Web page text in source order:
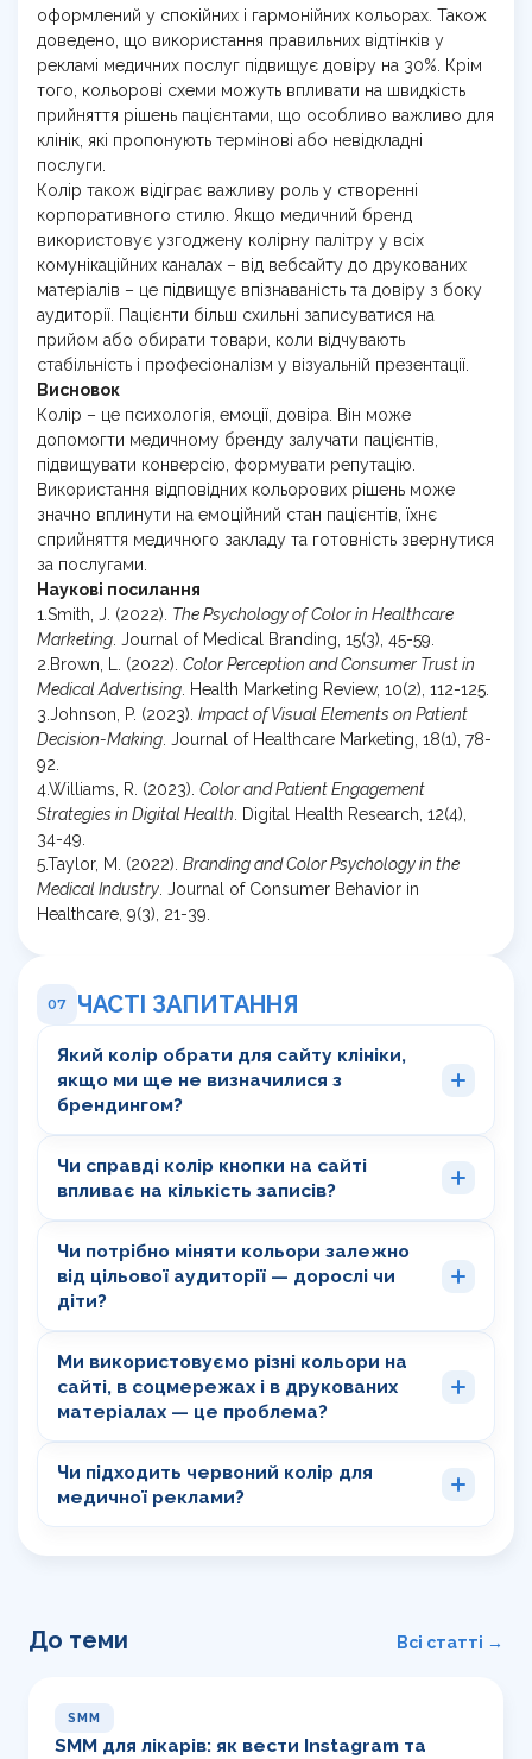
оформлений у спокійних і гармонійних кольорах. Також
доведено, що використання правильних відтінків у
рекламі медичних послуг підвищує довіру на 30%. Крім
того, кольорові схеми можуть впливати на швидкість
прийняття рішень пацієнтами, що особливо важливо для
клінік, які пропонують термінові або невідкладні
послуги.
Колір також відіграє важливу роль у створенні
корпоративного стилю. Якщо медичний бренд
використовує узгоджену колірну палітру у всіх
комунікаційних каналах – від вебсайту до друкованих
матеріалів – це підвищує впізнаваність та довіру з боку
аудиторії. Пацієнти більш схильні записуватися на
прийом або обирати товари, коли відчувають
стабільність і професіоналізм у візуальній презентації.
Висновок
Колір – це психологія, емоції, довіра. Він може
допомогти медичному бренду залучати пацієнтів,
підвищувати конверсію, формувати репутацію.
Використання відповідних кольорових рішень може
значно вплинути на емоційний стан пацієнтів, їхнє
сприйняття медичного закладу та готовність звернутися
за послугами.
Наукові посилання
1.Smith, J. (2022). The Psychology of Color in Healthcare
Marketing. Journal of Medical Branding, 15(3), 45-59.
2.Brown, L. (2022). Color Perception and Consumer Trust in
Medical Advertising. Health Marketing Review, 10(2), 112-125.
3.Johnson, P. (2023). Impact of Visual Elements on Patient
Decision-Making. Journal of Healthcare Marketing, 18(1), 78-
92.
4.Williams, R. (2023). Color and Patient Engagement
Strategies in Digital Health. Digital Health Research, 12(4),
34-49.
5.Taylor, M. (2022). Branding and Color Psychology in the
Medical Industry. Journal of Consumer Behavior in
Healthcare, 9(3), 21-39.
07 ЧАСТІ ЗАПИТАННЯ
Який колір обрати для сайту клініки,
якщо ми ще не визначилися з
брендингом?
Чи справді колір кнопки на сайті
впливає на кількість записів?
Чи потрібно міняти кольори залежно
від цільової аудиторії — дорослі чи
діти?
Ми використовуємо різні кольори на
сайті, в соцмережах і в друкованих
матеріалах — це проблема?
Чи підходить червоний колір для
медичної реклами?
До теми Всі статті →
SMM
SMM для лікарів: як вести Instagram та